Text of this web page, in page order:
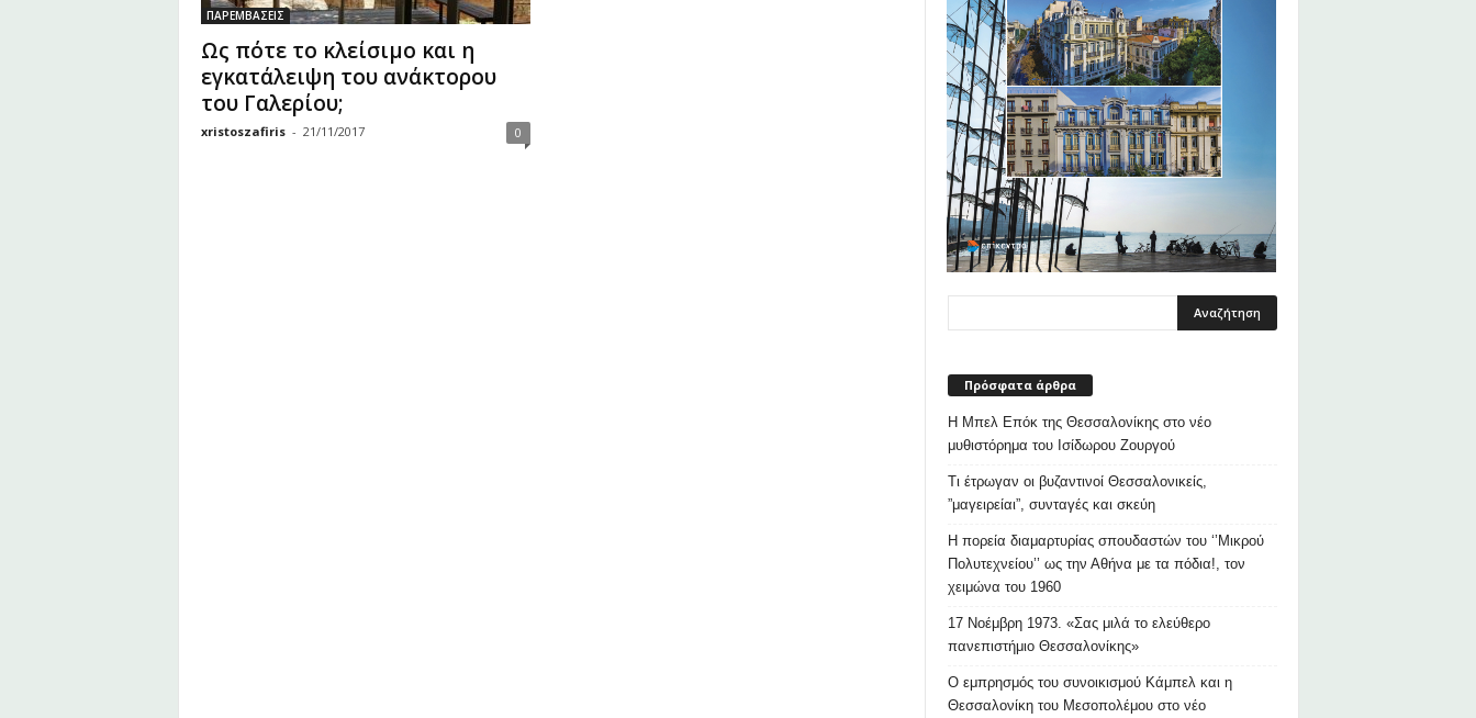
ΠΑΡΕΜΒΑΣΕΙΣ
Ως πότε το κλείσιμο και η
εγκατάλειψη του ανάκτορου
του Γαλερίου;
xristoszafiris - 21/11/2017 0
Πρόσφατα άρθρα
Η Μπελ Επόκ της Θεσσαλονίκης στο νέο
μυθιστόρημα του Ισίδωρου Ζουργού
Τι έτρωγαν οι βυζαντινοί Θεσσαλονικείς,
”μαγειρείαι”, συνταγές και σκεύη
Η πορεία διαμαρτυρίας σπουδαστών του ‘’Μικρού
Πολυτεχνείου’’ ως την Αθήνα με τα πόδια!, τον
χειμώνα του 1960
17 Νοέμβρη 1973. «Σας μιλά το ελεύθερο
πανεπιστήμιο Θεσσαλονίκης»
Ο εμπρησμός του συνοικισμού Κάμπελ και η
Θεσσαλονίκη του Μεσοπολέμου στο νέο